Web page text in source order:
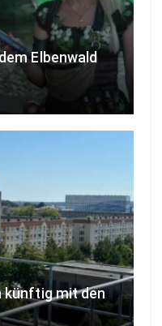
Elbenwald
künftig mit den